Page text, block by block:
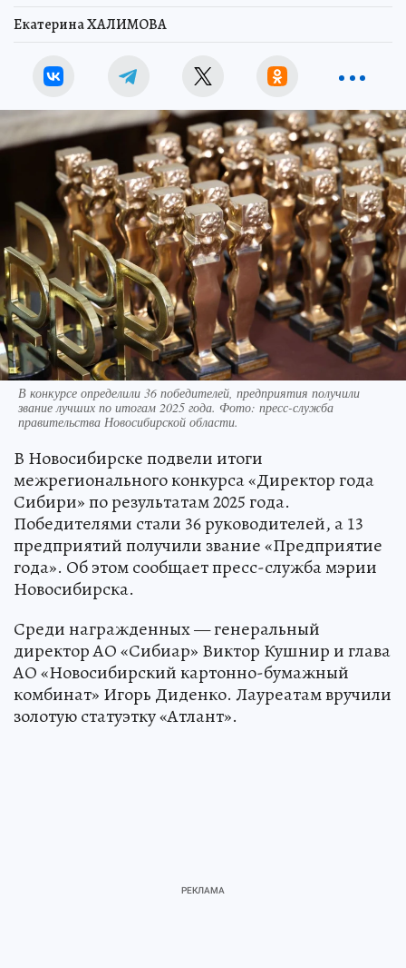
Екатерина ХАЛИМОВА
В конкурсе определили 36 победителей, предприятия получили
звание лучших по итогам 2025 года. Фото: пресс-служба
правительства Новосибирской области.
В Новосибирске подвели итоги
межрегионального конкурса «Директор года
Сибири» по результатам 2025 года.
Победителями стали 36 руководителей, а 13
предприятий получили звание «Предприятие
года». Об этом сообщает пресс-служба мэрии
Новосибирска.
Среди награжденных — генеральный
директор АО «Сибиар» Виктор Кушнир и глава
АО «Новосибирский картонно-бумажный
комбинат» Игорь Диденко. Лауреатам вручили
золотую статуэтку «Атлант».